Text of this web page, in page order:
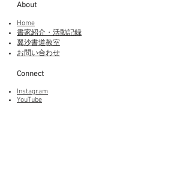
About
Home
書家紹介・活動記録
​翼沙書道教室
お問い合わせ
Connect
Instagram
YouTube